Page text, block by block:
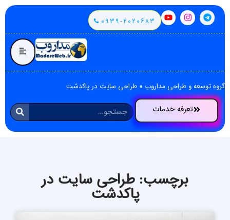
۰۹۳۹-۲۰۲۰۶۸۳
گروه توسعه و طراحی مداروب » طراحی سایت در پاکدشت
تعرفه خدمات
برچسب: طراحی سایت در
پاکدشت